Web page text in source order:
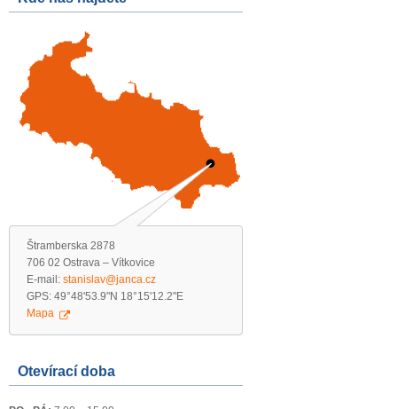
Štramberska 2878
706 02 Ostrava – Vítkovice
E-mail: stanislav@janca.cz
GPS: 49°48'53.9"N 18°15'12.2"E
Mapa
Otevírací doba